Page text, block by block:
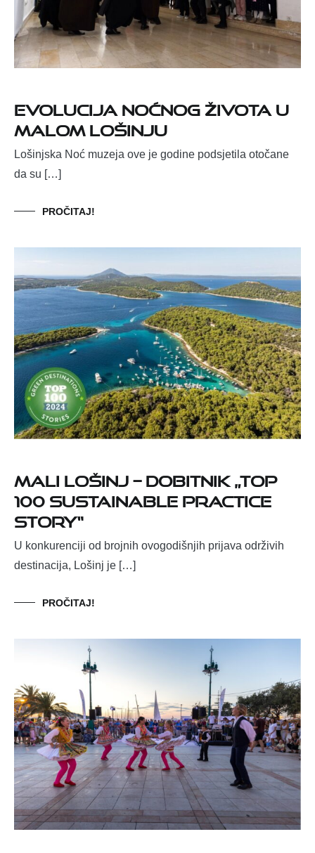
Evolucija noćnog života u
Malom Lošinju
Lošinjska Noć muzeja ove je godine podsjetila otočane
da su […]
PROČITAJ!
MALI LOŠINJ – DOBITNIK „TOP
100 SUSTAINABLE PRACTICE
STORY“
U konkurenciji od brojnih ovogodišnjih prijava održivih
destinacija, Lošinj je […]
PROČITAJ!